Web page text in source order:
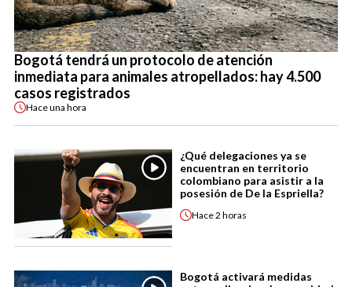
Bogotá tendrá un protocolo de atención
inmediata para animales atropellados: hay 4.500
casos registrados
Haceuna hora
¿Qué delegaciones ya se
encuentran en territorio
colombiano para asistir a la
posesión de De la Espriella?
Hace2 horas
Bogotá activará medidas